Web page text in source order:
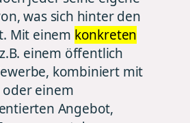
was sich hinter den
Mit einem konkreten
einem öffentlich
kombiniert mit
einem
Angebot,